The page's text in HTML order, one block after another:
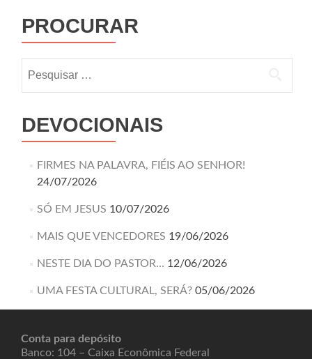
PROCURAR
DEVOCIONAIS
FIRMES NA PALAVRA, FIÉIS AO SENHOR!
24/07/2026
SÓ EM JESUS 10/07/2026
MAIS QUE VENCEDORES 19/06/2026
NESTE DIA DO PASTOR… 12/06/2026
UMA FESTA CULTURAL, SERÁ? 05/06/2026
Conta para depósito
Banco: 104 – Caixa Econômica Federal